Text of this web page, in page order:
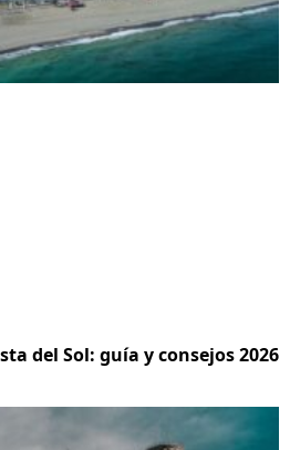
del Sol: guía y consejos 2026